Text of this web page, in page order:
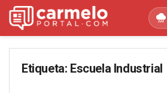
Etiqueta: Escuela Industrial